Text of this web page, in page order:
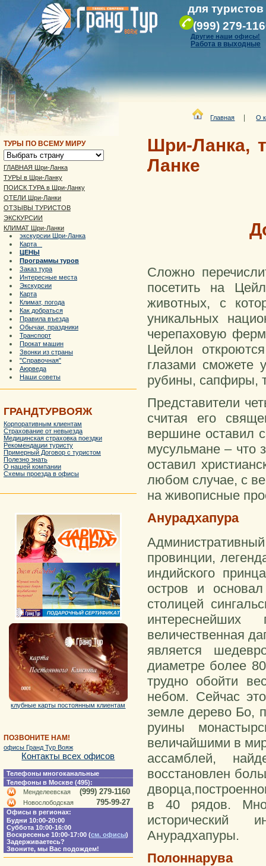
для туристов
(999) 279-
Другие наши офисы!
Работа в выходные
ТУРЫ ПО ВСЕМУ МИРУ
ГЛАВНАЯ Шри-Ланка
ТУРЫ в Шри-Ланку
ПОИСК ТУРА в Шри-Ланку
ОТЕЛИ Шри-Ланки
ОТЗЫВЫ ТУРИСТОВ
ЭКСКУРСИИ
КЛИМАТ Шри-Ланки
экскурсии Шри-Ланка
Карта
ЦЕНЫ
Программы туров
Заказ тура
Интересные места
Экскурсии
Карта
Климат, погода
Как добраться
Правила въезда
Обычаи, праздники
Транспорт
Прокат машин
Звонки из страны
"Справочная"
Аюрведа
Наши советы
ГРАНДТУРВОЯЖ
Корпоративным клиентам
Страхование от невыезда
Медицинская страховка поездки
Рекомендации туристу
Примерный Договор с туристом
Полезно знать
О нашей компании
Схемы проезда в офисы
клубные карты постоянным клиентам
ПОЗВОНИТЕ НАМ!
офисы Гранд Тур Вояж
Контакты всех офисов
Телефоны многоканальные
Телефоны в Москве (495):
Менделеевская
(999) 279-1160
Новослободская 795-99-27
Офисы в регионах:
Будни 10:00-20:00
Суббота 10:00-16:00
Воскресенье 10:00-17:00 (см. офисы)
Задерживаетесь?
Звоните, мы Вас подождем!
Главная |О
Шри-Ланка,
Ланке
Сложно
посетить на
животных, с
уникальных
черепаховую
Цейлон
глазами сможете
рубины, сапфиры,
Представители
считая его
вершине оставил
мусульмане – что
оставил
любом случае, с
на живописные
Анурадхапура
провинции,
индийского
остров и
столицей
величественная
является
диаметре более
трудно обойти
небом. Сейчас
земле дерево Бо,
руины
величайшими в
ассамблей,
восстановлен
в 40 рядов.
исторический
Анурадхапуры.
Полоннарува